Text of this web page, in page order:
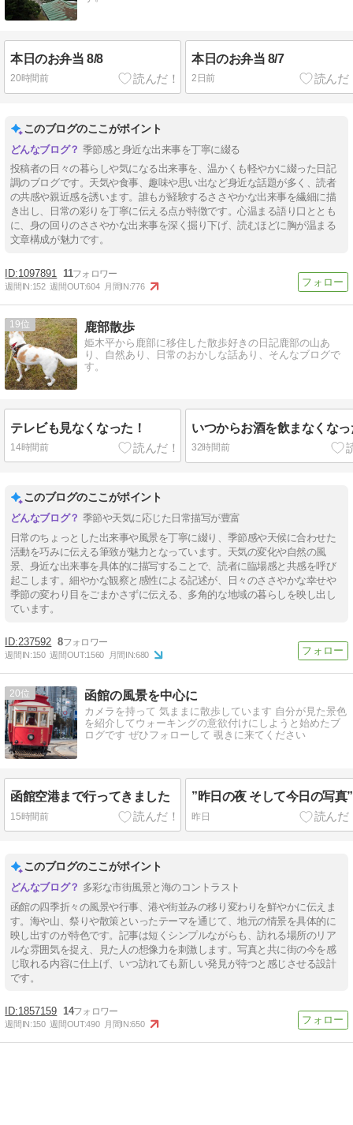
本日のお弁当 8/8
20時間前
本日のお弁当 8/7
2日前
このブログのここがポイント
季節感と身近な出来事を丁寧に綴る
投稿者の日々の暮らしや気になる出来事を、温かくも軽やかに綴った日記
調のブログです。天気や食事、趣味や思い出など身近な話題が多く、読者
の共感や親近感を誘います。誰もが経験するささやかな出来事を繊細に描
き出し、日常の彩りを丁寧に伝える点が特徴です。心温まる語り口ととも
に、身の回りのささやかな出来事を深く掘り下げ、読むほどに胸が温まる
文章構成が魅力です。
1097891 11
週間IN:152 週間OUT:604 月間IN:776
19 鹿部散歩
姫木平から鹿部に移住した散歩好きの日記鹿部の山あ
り、自然あり、日常のおかしな話あり、そんなブログで
す。
テレビも見なくなった！
14時間前
いつからお酒を飲まなくな
32時間前
このブログのここがポイント
季節や天気に応じた日常描写が豊富
日常のちょっとした出来事や風景を丁寧に綴り、季節感や天候に合わせた
活動を巧みに伝える筆致が魅力となっています。天気の変化や自然の風
景、身近な出来事を具体的に描写することで、読者に臨場感と共感を呼び
起こします。細やかな観察と感性による記述が、日々のささやかな幸せや
季節の変わり目をごまかさずに伝える、多角的な地域の暮らしを映し出し
ています。
237592 8
週間IN:150 週間OUT:1560 月間IN:680
20 函館の風景を中心に
カメラを持って 気ままに散歩しています 自分が見た景色
を紹介してウォーキングの意欲付けにしようと始めたブ
ログです ぜひフォローして 覗きに来てください
函館空港まで行ってきました
15時間前
”昨日の夜 そして今日の写真”
昨日
このブログのここがポイント
多彩な市街風景と海のコントラスト
函館の四季折々の風景や行事、港や街並みの移り変わりを鮮やかに伝えま
す。海や山、祭りや散策といったテーマを通じて、地元の情景を具体的に
映し出すのが特色です。記事は短くシンプルながらも、訪れる場所のリア
ルな雰囲気を捉え、見た人の想像力を刺激します。写真と共に街の今を感
じ取れる内容に仕上げ、いつ訪れても新しい発見が待つと感じさせる設計
です。
1857159 14
週間IN:150 週間OUT:490 月間IN:650